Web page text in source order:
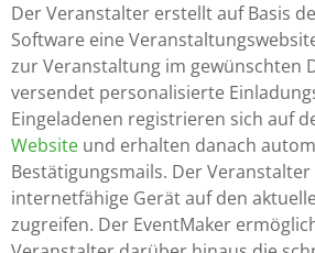
Der Veranstalter erstellt auf Basis
Software eine
zur Veranstaltung im gewünschten
versendet personalisierte
Eingeladenen registrieren sich auf
Website und erhalten danach
Bestätigungsmails. Der
internetfähige Gerät auf den
zugreifen. Der EventMaker